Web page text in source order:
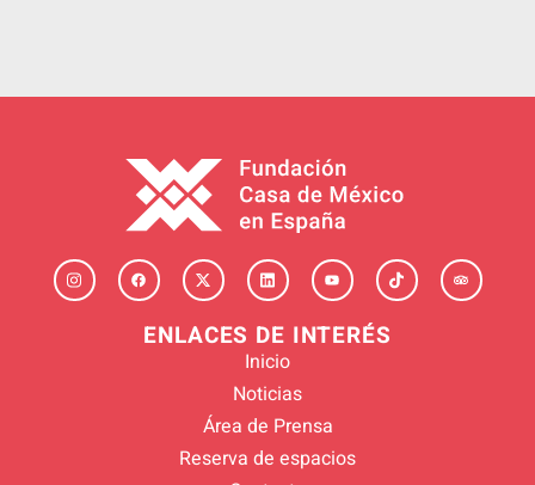
ENLACES DE INTERÉS
Inicio
Noticias
Área de Prensa
Reserva de espacios